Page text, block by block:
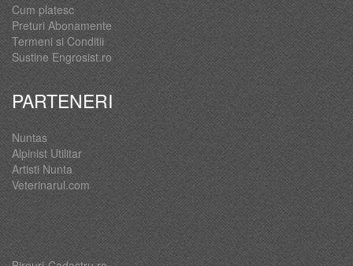
Cum platesc
Preturi Abonamente
Termeni si Conditii
Sustine Engrosist.ro
PARTENERI
Nuntas
Alpinist Utilitar
Artisti Nunta
Veterinarul.com